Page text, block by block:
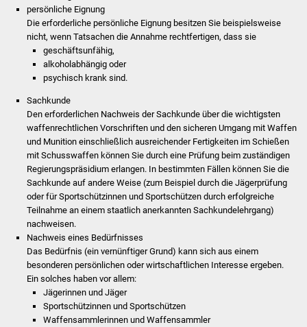
Gesundheit und Notfall
Hitzewarnung / UV-
Index
ÖPNV
Abfall und Entsorgung
Veranstaltungen
persönliche Eignung
Die erforderliche persönliche Eignung besitzen Sie beispielsweise
nicht, wenn Tatsachen die Annahme rechtfertigen, dass sie
geschäftsunfähig,
alkoholabhängig oder
psychisch krank sind.
Sachkunde
Den erforderlichen Nachweis der Sachkunde über die wichtigsten
waffenrechtlichen Vorschriften und den sicheren Umgang mit Waffen
und Munition einschließlich ausreichender Fertigkeiten im Schießen
mit Schusswaffen können Sie durch eine Prüfung beim zuständigen
Regierungspräsidium erlangen. In bestimmten Fällen können Sie die
Sachkunde auf andere Weise (zum Beispiel durch die Jägerprüfung
oder für Sportschützinnen und Sportschützen durch erfolgreiche
Teilnahme an einem staatlich anerkannten Sachkundelehrgang)
nachweisen.
Nachweis eines Bedürfnisses
Das Bedürfnis (ein vernünftiger Grund) kann sich aus einem
besonderen persönlichen oder wirtschaftlichen Interesse ergeben.
Ein solches haben vor allem:
Jägerinnen und Jäger
Sportschützinnen und Sportschützen
Waffensammlerinnen und Waffensammler